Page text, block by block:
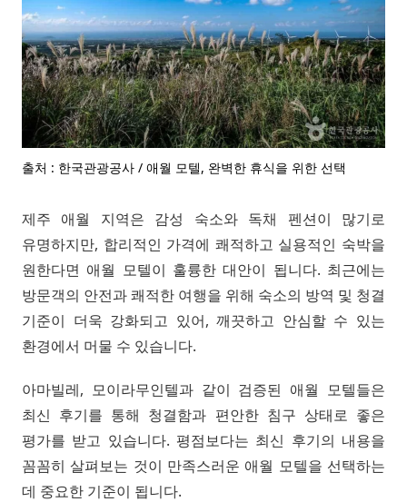
출처 : 한국관광공사 / 애월 모텔, 완벽한 휴식을 위한 선택
제주 애월 지역은 감성 숙소와 독채 펜션이 많기로
유명하지만, 합리적인 가격에 쾌적하고 실용적인 숙박을
원한다면 애월 모텔이 훌륭한 대안이 됩니다. 최근에는
방문객의 안전과 쾌적한 여행을 위해 숙소의 방역 및 청결
기준이 더욱 강화되고 있어, 깨끗하고 안심할 수 있는
환경에서 머물 수 있습니다.
아마빌레, 모이라무인텔과 같이 검증된 애월 모텔들은
최신 후기를 통해 청결함과 편안한 침구 상태로 좋은
평가를 받고 있습니다. 평점보다는 최신 후기의 내용을
꼼꼼히 살펴보는 것이 만족스러운 애월 모텔을 선택하는
데 중요한 기준이 됩니다.